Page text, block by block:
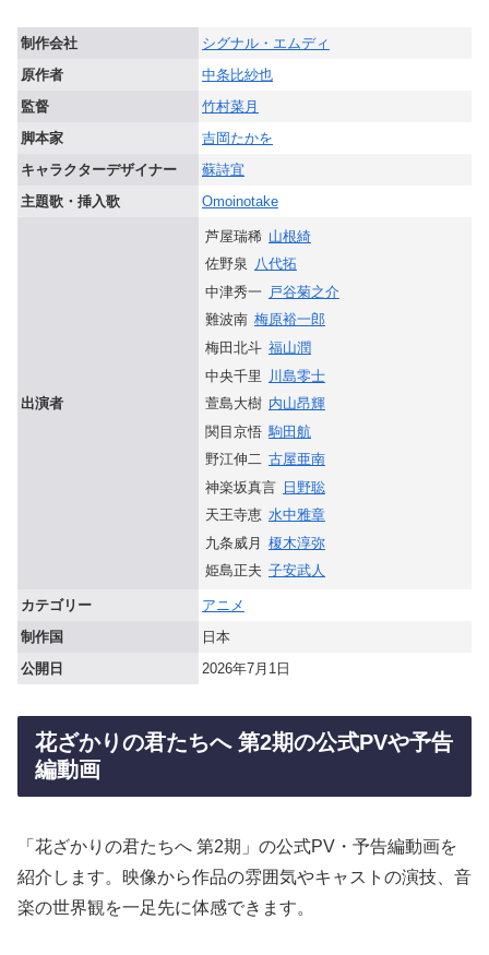
制作会社
シグナル・エムディ
原作者
中条比紗也
監督
竹村菜月
脚本家
吉岡たかを
キャラクターデザイナー
蘇詩宜
主題歌・挿入歌
Omoinotake
出演者
芦屋瑞稀 山根綺
佐野泉 八代拓
中津秀一 戸谷菊之介
難波南 梅原裕一郎
梅田北斗 福山潤
中央千里 川島零士
萱島大樹 内山昂輝
関目京悟 駒田航
野江伸二 古屋亜南
神楽坂真言 日野聡
天王寺恵 水中雅章
九条威月 榎木淳弥
姫島正夫 子安武人
カテゴリー
アニメ
制作国
日本
公開日
2026年7月1日
花ざかりの君たちへ 第2期の公式PVや予告
編動画
「花ざかりの君たちへ 第2期」の公式PV・予告編動画を
紹介します。映像から作品の雰囲気やキャストの演技、音
楽の世界観を一足先に体感できます。